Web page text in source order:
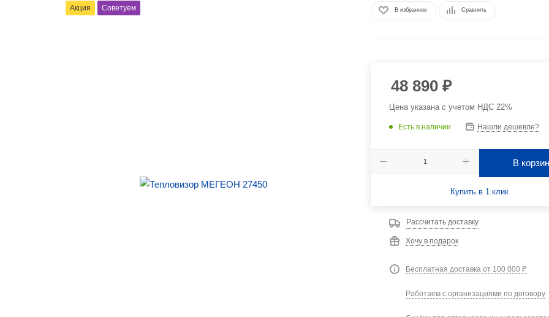
Акция Советуем В избранное Сравнить
48 890 ₽
Цена указана с учетом НДС 22%
Есть в наличии Нашли дешевле?
В
Купить в 1 клик
Рассчитать доставку
Хочу в подарок
Бесплатная доставка от 100 000 ₽
Работаем с организациями по договору